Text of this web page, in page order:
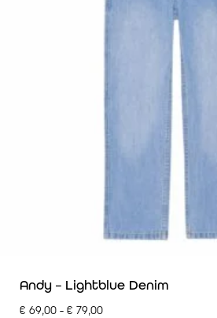
Andy – Lightblue Denim
€ 69,00 - € 79,00